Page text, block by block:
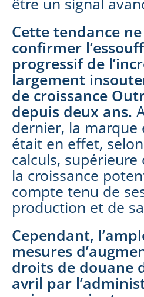
Cette tendance
confirmer
progressif de
largement
de croissance
depuis deux ans.
dernier, la marque
était en effet,
calculs, supérieure
la croissance
compte tenu de
production et de
Cependant,
mesures
droits de douane
avril par